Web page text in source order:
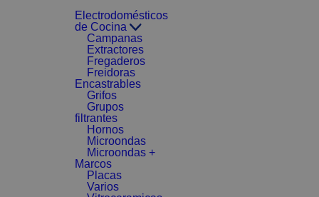
Electrodomésticos
de Cocina
Campanas
Extractores
Fregaderos
Freidoras
Encastrables
Grifos
Grupos
filtrantes
Hornos
Microondas
Microondas +
Marcos
Placas
Varios